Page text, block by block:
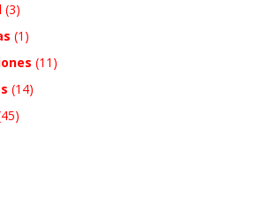
(3)
(1)
(11)
(14)